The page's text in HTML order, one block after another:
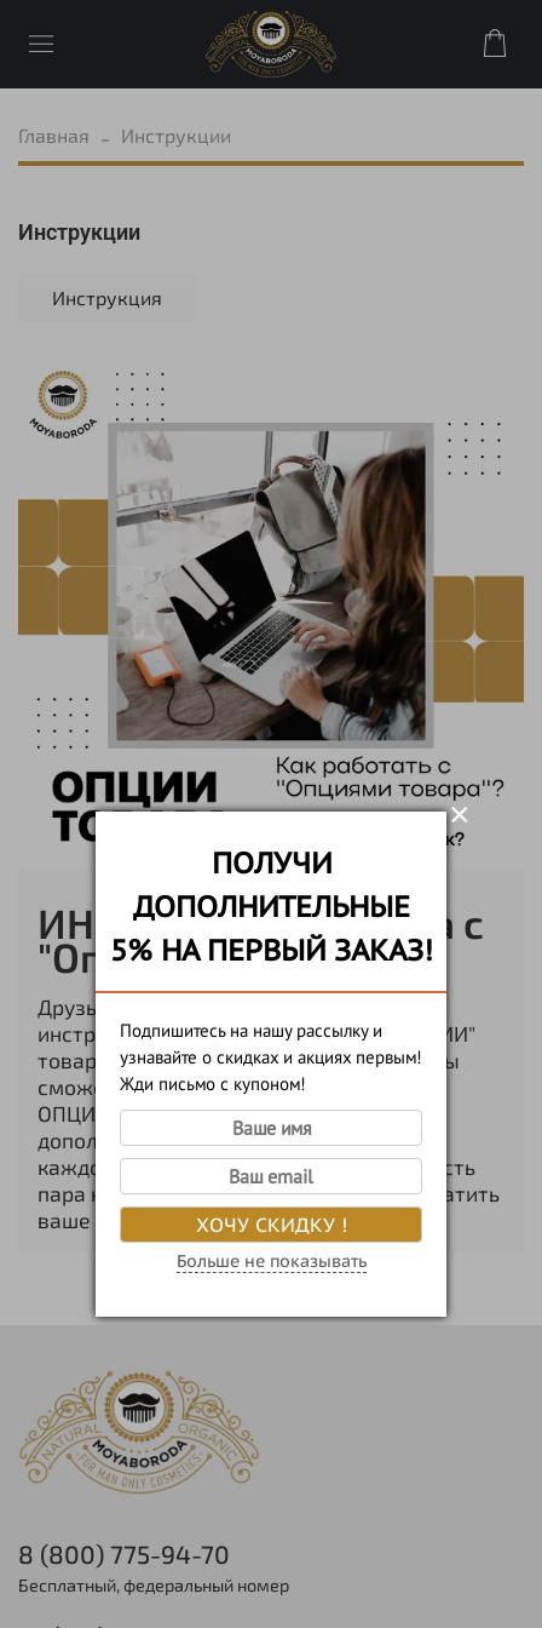
ПОЛУЧИ
ДОПОЛНИТЕЛЬНЫЕ
5% НА ПЕРВЫЙ ЗАКАЗ!
Подпишитесь на нашу рассылку и
узнавайте о скидках и акциях первым!
Жди письмо с купоном!
ХОЧУ СКИДКУ !
Больше не показывать
×
Главная Инструкции
Инструкции
Инструкция
ИНСТРУКЦИЯ. Работа с
"Опциями товара"
Друзья, недавно мы запустили новый
инструмент, который называется: "ОПЦИИ"
товара. Благодаря этому инструменту вы
сможете добавлять к любому товару -
ОПЦИИ. На данный момент "ОПЦИИ", это
дополнительные товары со скидками. У
каждого товара свой набор "ОПЦИЙ" и есть
пара нюансов на которые мы хотим обратить
ваше внимание.
8 (800) 775-94-70
Бесплатный, федеральный номер